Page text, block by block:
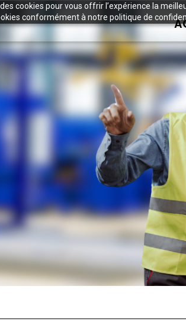
cookies pour vous offrir l’expérience la
conformément à notre politique de